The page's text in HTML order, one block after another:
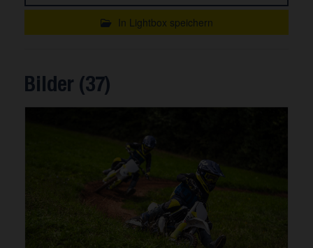
In Lightbox speichern
Bilder (37)